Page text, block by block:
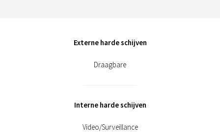
Externe harde schijven
Draagbare
Interne harde schijven
Video/Surveillance